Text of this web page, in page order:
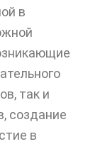
в
так и
создание
в